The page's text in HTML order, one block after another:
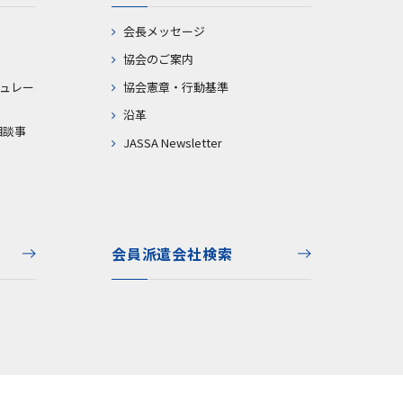
レー
事
会長メッセージ
協会のご案内
協会憲章・行動基準
沿革
JASSA Newsletter
会員派遣会社検索